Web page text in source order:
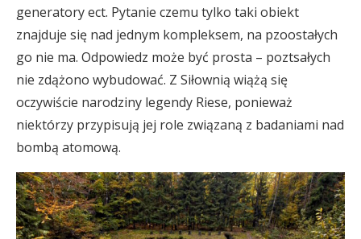
generatory ect. Pytanie czemu tylko taki obiekt
znajduje się nad jednym kompleksem, na pzoostałych
go nie ma. Odpowiedz może być prosta – poztsałych
nie zdążono wybudować. Z Siłownią wiążą się
oczywiście narodziny legendy Riese, ponieważ
niektórzy przypisują jej role związaną z badaniami nad
bombą atomową.